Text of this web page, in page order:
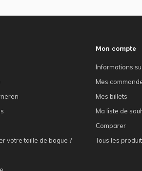
votre taille de bague ?
Mon compte
Informations
Mes
Mes billets
Ma liste de
Comparer
Tous les